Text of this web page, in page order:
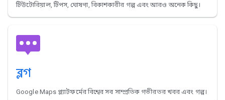
টিউটোরিয়াল, টিপস, ঘোষণা, বিকাশকারীর গল্প এবং আরও অনেক কিছু।
ব্লগ
Google Maps প্ল্যাটফর্মের বিশ্বের সব সাম্প্রতিক গভীরতর খবর এবং গল্প।